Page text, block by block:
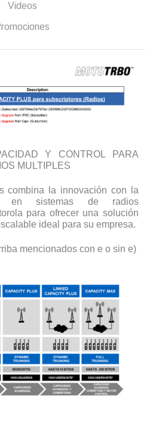
Videos
Y CONTROL PARA
MULTIPLES
combina la innovación con la
en sistemas de radios
para ofrecer una solución
ideal para su empresa.
mencionados con e o sin e)